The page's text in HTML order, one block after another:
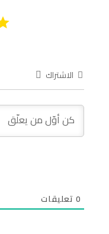
الاشتراك
0تعليقات